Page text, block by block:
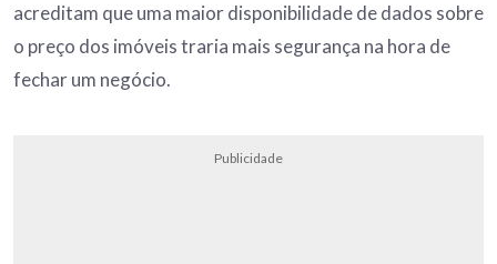
acreditam que uma maior disponibilidade de dados sobre
o preço dos imóveis traria mais segurança na hora de
fechar um negócio.
Publicidade